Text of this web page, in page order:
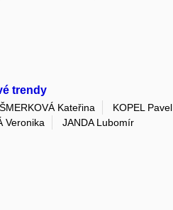
trendy
ŠMERKOVÁ Kateřina KOPEL Pavel
Veronika
JANDA Lubomír